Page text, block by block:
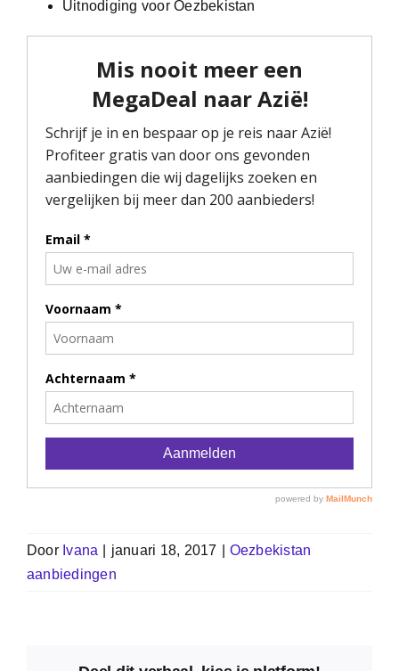
Uitnodiging voor Oezbekistan
Door Ivana januari 18, 2017
Oezbekistan
aanbiedingen